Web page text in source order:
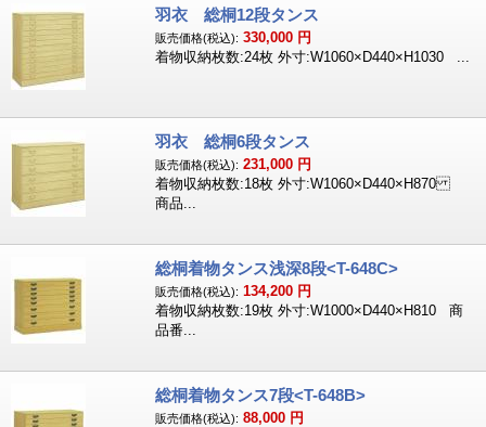
羽衣 総桐12段タンス
販売価格(税込): 330,000 円
着物収納枚数:24枚 外寸:W1060×D440×H1030 ...
羽衣 総桐6段タンス
販売価格(税込): 231,000 円
着物収納枚数:18枚 外寸:W1060×D440×H870
商品...
総桐着物タンス浅深8段<T-648C>
販売価格(税込): 134,200 円
着物収納枚数:19枚 外寸:W1000×D440×H810 商
品番...
総桐着物タンス7段<T-648B>
販売価格(税込): 88,000 円